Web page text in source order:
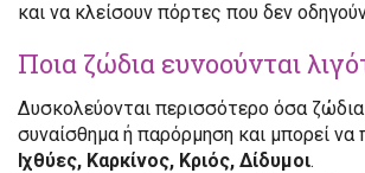
και να κλείσουν πόρτες που δεν
Ποια ζώδια ευνοούνται
Δυσκολεύονται περισσότερο όσα ζώδια
συναίσθημα ή παρόρμηση και μπορεί να
Ιχθύες, Καρκίνος, Κριός, Δίδυμοι.